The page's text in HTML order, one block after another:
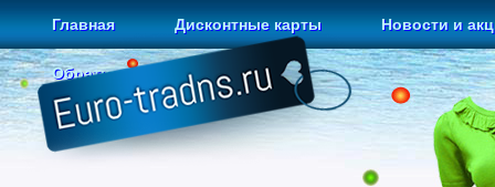
Главная Дисконтные карты Новости и
Обратная связь